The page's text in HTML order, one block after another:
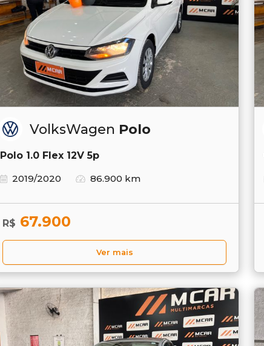
VolksWagen Polo
Polo 1.0 Flex 12V 5p
2019/2020
86.900 km
R$ 67.900
Ver mais